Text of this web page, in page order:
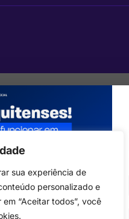
sua experiência de
personalizado e
“Aceitar todos”, você